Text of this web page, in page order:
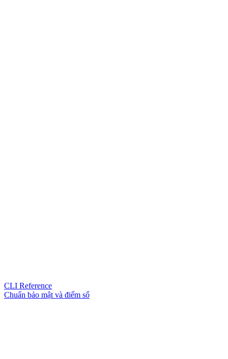
CLI Reference
Chuẩn bảo mật và điểm số